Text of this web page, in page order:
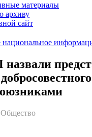
материалы
архиву
сайт
Общество